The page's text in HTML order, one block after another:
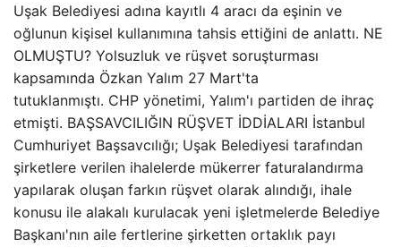
Uşak Belediyesi adına kayıtlı 4 aracı da eşinin ve
oğlunun kişisel kullanımına tahsis ettiğini de anlattı. NE
OLMUŞTU? Yolsuzluk ve rüşvet soruşturması
kapsamında Özkan Yalım 27 Mart'ta
tutuklanmıştı. CHP yönetimi, Yalım'ı partiden de ihraç
etmişti. BAŞSAVCILIĞIN RÜŞVET İDDİALARI İstanbul
Cumhuriyet Başsavcılığı; Uşak Belediyesi tarafından
şirketlere verilen ihalelerde mükerrer faturalandırma
yapılarak oluşan farkın rüşvet olarak alındığı, ihale
konusu ile alakalı kurulacak yeni işletmelerde Belediye
Başkanı'nın aile fertlerine şirketten ortaklık payı